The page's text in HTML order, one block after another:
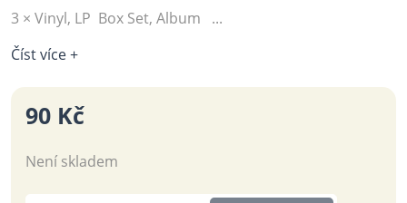
3 × Vinyl, LP Box Set, Album ...
Číst více +
90 Kč
Není skladem